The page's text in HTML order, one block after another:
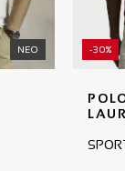
ΝΕΟ -30%